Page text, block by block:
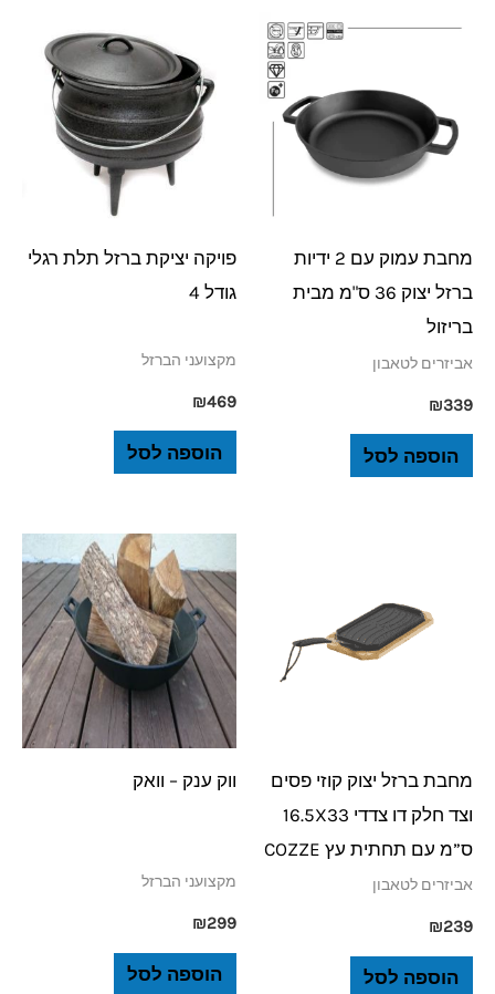
מחבת עמוק עם 2 ידיות
ברזל יצוק 36 ס"מ מבית
בריזול
אביזרים לטאבון
₪339
הוספה לסל
פויקה יציקת ברזל תלת רגלי
גודל 4
מקצועני הברזל
₪469
הוספה לסל
מחבת ברזל יצוק קוזי פסים
וצד חלק דו צדדי 16.5X33
ס”מ עם תחתית עץ COZZE
אביזרים לטאבון
₪239
הוספה לסל
ווק ענק – וואק
מקצועני הברזל
₪299
הוספה לסל